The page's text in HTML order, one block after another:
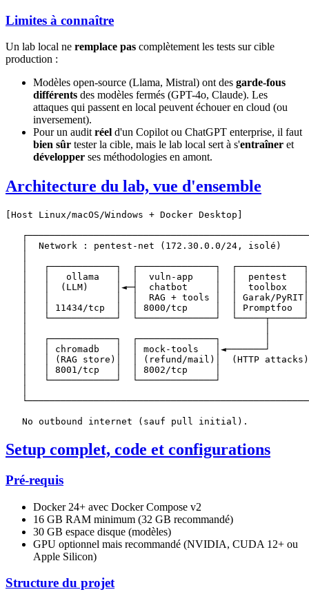
Limites à connaître
Un lab local ne remplace pas complètement les tests sur cible
production :
Modèles open-source (Llama, Mistral) ont des garde-fous
différents des modèles fermés (GPT-4o, Claude). Les
attaques qui passent en local peuvent échouer en cloud (ou
inversement).
Pour un audit réel d'un Copilot ou ChatGPT enterprise, il faut
bien sûr tester la cible, mais le lab local sert à s'entraîner et
développer ses méthodologies en amont.
Architecture du lab, vue d'ensemble
[Host Linux/macOS/Windows + Docker Desktop]
│  Network : pentest-net (172.30.0.0/24, isolé)
│   ┌────────────┐  ┌──────────────┐
│   │   ollama   │  │  vuln-app    │  │  pentest
│   │  (LLM)     │◄─┤  chatbot     │  │  toolbox
│   │            │  │  RAG + tools │  │ Garak/
│   │ 11434/tcp  │  │ 8000/tcp     │  │ Promptfoo
│   └────────────┘  └──────────────┘
│   ┌────────────┐  ┌──────────────┐        │
│   │ chromadb   │  │ mock-tools   │◄───────┘
│   │ (RAG store)│  │ (refund/mail)│  (HTTP
│   │ 8001/tcp   │  │ 8002/tcp     │
│   └────────────┘  └──────────────┘
Setup complet, code et configurations
Pré-requis
Docker 24+ avec Docker Compose v2
16 GB RAM minimum (32 GB recommandé)
30 GB espace disque (modèles)
GPU optionnel mais recommandé (NVIDIA, CUDA 12+ ou
Apple Silicon)
Structure du projet